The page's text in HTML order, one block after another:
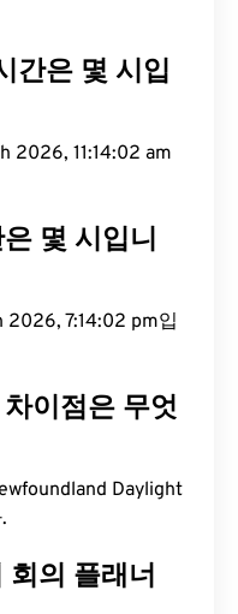
간은 몇 시입
2026, 11:14:03 am
몇 시입니
7:14:03 pm입
이점은 무엇
Daylight
의 플래너